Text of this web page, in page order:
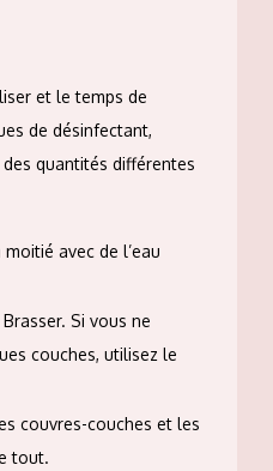
et le temps de
de désinfectant,
quantités différentes
avec de l’eau
Si vous ne
couches, utilisez le
couvres-couches et les
tout.